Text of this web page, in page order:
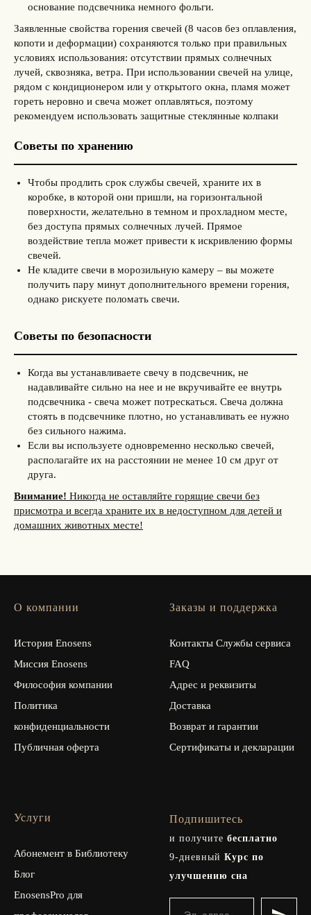
основание подсвечника немного фольги.
Заявленные свойства горения свечей (8 часов без оплавления,
копоти и деформации) сохраняются только при правильных
условиях использования: отсутствии прямых солнечных
лучей, сквозняка, ветра. При использовании свечей на улице,
рядом с кондиционером или у открытого окна, пламя может
гореть неровно и свеча может оплавляться, поэтому
рекомендуем использовать защитные стеклянные колпаки
Советы по хранению
Чтобы продлить срок службы свечей, храните их в
коробке, в которой они пришли, на горизонтальной
поверхности, желательно в темном и прохладном месте,
без доступа прямых солнечных лучей. Прямое
воздействие тепла может привести к искривлению формы
свечей.
Не кладите свечи в морозильную камеру – вы можете
получить пару минут дополнительного времени горения,
однако рискуете поломать свечи.
Советы по безопасности
Когда вы устанавливаете свечу в подсвечник, не
надавливайте сильно на нее и не вкручивайте ее внутрь
подсвечника - свеча может потрескаться. Свеча должна
стоять в подсвечнике плотно, но устанавливать ее нужно
без сильного нажима.
Если вы используете одновременно несколько свечей,
располагайте их на расстоянии не менее 10 см друг от
друга.
Внимание! Никогда не оставляйте горящие свечи без
присмотра и всегда храните их в недоступном для детей и
домашних животных месте!
О компании
История Enosens
Миссия Enosens
Философия компании
Политика
конфиденциальности
Публичная оферта
Заказы и поддержка
Контакты Службы сервиса
FAQ
Адрес и реквизиты
Доставка
Возврат и гарантии
Сертификаты и декларации
Услуги
Абонемент в Библиотеку
Блог
EnosensPro для
Подпишитесь
и получите бесплатно
9-дневный Курс по
улучшению сна